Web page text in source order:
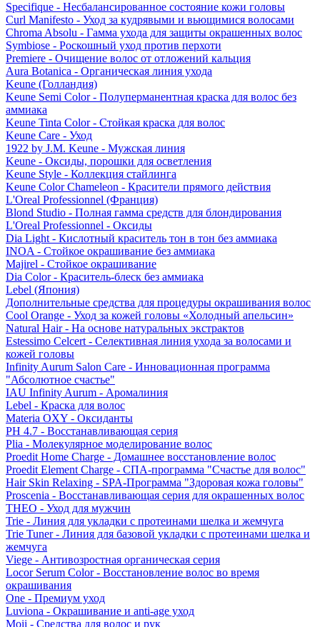
Specifique - Несбалансированное состояние кожи головы
Curl Manifesto - Уход за кудрявыми и вьющимися волосами
Chroma Absolu - Гамма ухода для защиты окрашенных волос
Symbiose - Роскошный уход против перхоти
Premiere - Очищение волос от отложений кальция
Aura Botanica - Органическая линия ухода
Keune (Голландия)
Keune Semi Color - Полуперманентная краска для волос без
аммиака
Keune Tinta Color - Стойкая краска для волос
Keune Care - Уход
1922 by J.M. Keune - Мужская линия
Keune - Оксиды, порошки для осветления
Keune Style - Коллекция стайлинга
Keune Color Chameleon - Красители прямого действия
L'Oreal Professionnel (Франция)
Blond Studio - Полная гамма средств для блондирования
L'Oreal Professionnel - Оксиды
Dia Light - Кислотный краситель тон в тон без аммиака
INOA - Стойкое окрашивание без аммиака
Majirel - Стойкое окрашивание
Dia Color - Краситель-блеск без аммиака
Lebel (Япония)
Дополнительные средства для процедуры окрашивания волос
Cool Orange - Уход за кожей головы «Холодный апельсин»
Natural Hair - На основе натуральных экстрактов
Estessimo Celcert - Селективная линия ухода за волосами и
кожей головы
Infinity Aurum Salon Care - Инновационная программа
"Абсолютное счастье"
IAU Infinity Aurum - Аромалиния
Lebel - Краска для волос
Materia OXY - Оксиданты
PH 4.7 - Восстанавливающая серия
Plia - Молекулярное моделирование волос
Proedit Home Charge - Домашнее восстановление волос
Proedit Element Charge - СПА-программа "Счастье для волос"
Hair Skin Relaxing - SPA-Программа "Здоровая кожа головы"
Proscenia - Восстанавливающая серия для окрашенных волос
THEO - Уход для мужчин
Trie - Линия для укладки с протеинами шелка и жемчуга
Trie Tuner - Линия для базовой укладки с протеинами шелка и
жемчуга
Viege - Антивозростная органическая серия
Locor Serum Color - Восстановление волос во время
окрашивания
One - Премиум уход
Luviona - Окрашивание и anti-age уход
Moii - Средства для волос и рук